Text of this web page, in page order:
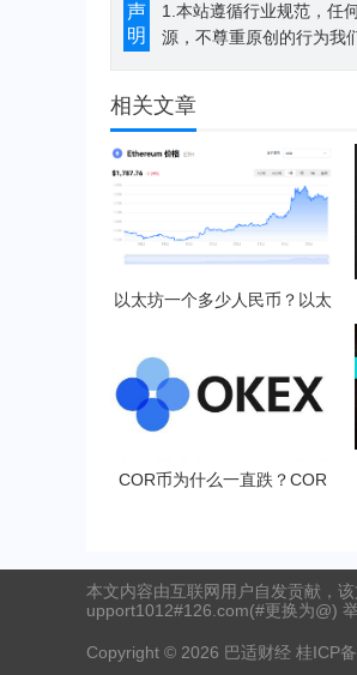
声
明
1.本站遵循行业规范，任
源，不尊重原创的行为我
相关文章
以太坊一个多少人民币？以太
COR币为什么一直跌？COR
本文内容由互联网用户自发贡献，
upport1012#126.com(#更换为@)
Copyright © 2026 巴适财经 桂ICP